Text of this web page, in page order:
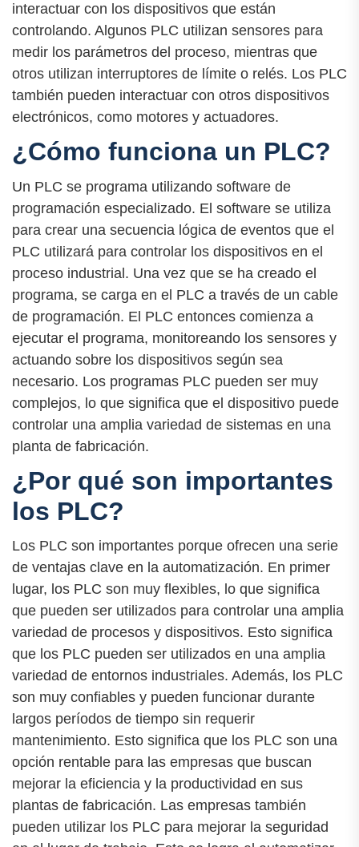
interactuar con los dispositivos que están
controlando. Algunos PLC utilizan sensores para
medir los parámetros del proceso, mientras que
otros utilizan interruptores de límite o relés. Los PLC
también pueden interactuar con otros dispositivos
electrónicos, como motores y actuadores.
¿Cómo funciona un PLC?
Un PLC se programa utilizando software de
programación especializado. El software se utiliza
para crear una secuencia lógica de eventos que el
PLC utilizará para controlar los dispositivos en el
proceso industrial. Una vez que se ha creado el
programa, se carga en el PLC a través de un cable
de programación. El PLC entonces comienza a
ejecutar el programa, monitoreando los sensores y
actuando sobre los dispositivos según sea
necesario. Los programas PLC pueden ser muy
complejos, lo que significa que el dispositivo puede
controlar una amplia variedad de sistemas en una
planta de fabricación.
¿Por qué son importantes
los PLC?
Los PLC son importantes porque ofrecen una serie
de ventajas clave en la automatización. En primer
lugar, los PLC son muy flexibles, lo que significa
que pueden ser utilizados para controlar una amplia
variedad de procesos y dispositivos. Esto significa
que los PLC pueden ser utilizados en una amplia
variedad de entornos industriales. Además, los PLC
son muy confiables y pueden funcionar durante
largos períodos de tiempo sin requerir
mantenimiento. Esto significa que los PLC son una
opción rentable para las empresas que buscan
mejorar la eficiencia y la productividad en sus
plantas de fabricación. Las empresas también
pueden utilizar los PLC para mejorar la seguridad